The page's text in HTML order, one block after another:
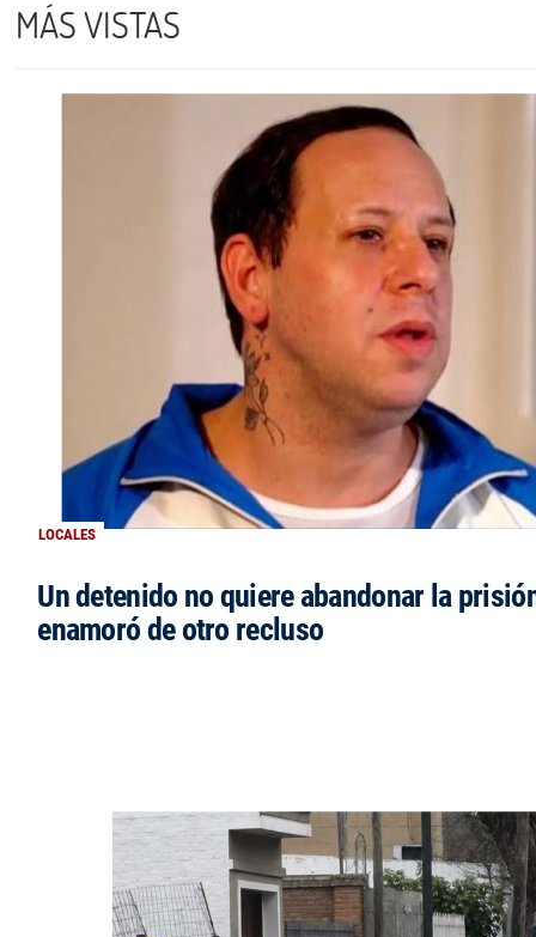
MÁS VISTAS
LOCALES
Un detenido no quiere abandonar la
enamoró de otro recluso